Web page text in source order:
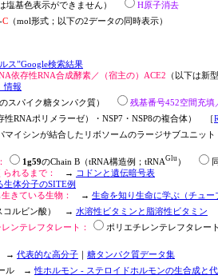
塩基色表示ができません）
H原子消去
-C （mol形式；以下の2データの同時表示）
ス”Google検索結果
依存性RNA合成酵素／（宿主の）ACE2 （以下は新
情報
のスパイク糖タンパク質） 残基番号452空間充填
性RNAポリメラーゼ）・NSP7・NSP8の複合体） ［
マイシンが結合したリボソームのラージサブユニ
1g59のChain B（tRNA構造例；tRNAGlu）
れるまで：
→ コドンと遺伝暗号表
生体分子のSITE例
きている生物：
→ 生命を知り生命に学ぶ（チュー
コルビン酸） → 水溶性ビタミンと脂溶性ビタミン
ンテレフタレート：
ポリエチレンテレフタレ
→ 代表的な高分子
糖タンパク質データ集
ール →性ホルモン - ステロイドホルモンの生合成と